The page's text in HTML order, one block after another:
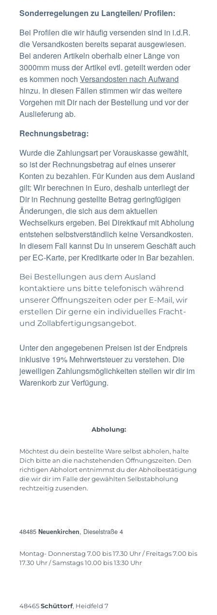
Sonderregelungen zu Langteilen/ Profilen:
Bei Profilen die wir häufig versenden sind in i.d.R.
die Versandkosten bereits separat ausgewiesen.
Bei anderen Artikeln oberhalb einer Länge von
3000mm muss der Artikel evtl. geteilt werden oder
es kommen noch Versandosten nach Aufwand
hinzu. In diesen Fällen stimmen wir das weitere
Vorgehen mit Dir nach der Bestellung und vor der
Auslieferung ab.
Rechnungsbetrag:
Wurde die Zahlungsart per Vorauskasse gewählt,
so ist der Rechnungsbetrag auf eines unserer
Konten zu bezahlen. Für Kunden aus dem Ausland
gilt: Wir berechnen in Euro, deshalb unterliegt der
Dir in Rechnung gestellte Betrag geringfügigen
Änderungen, die sich aus dem aktuellen
Wechselkurs ergeben. Bei Direktkauf mit Abholung
entstehen selbstverständlich keine Versandkosten.
In diesem Fall kannst Du in unserem Geschäft auch
per EC-Karte, per Kreditkarte oder in Bar bezahlen.
Bei Bestellungen aus dem Ausland
kontaktiere uns bitte telefonisch während
unserer Öffnungszeiten oder per E-Mail, wir
erstellen Dir gerne ein individuelles Fracht-
und Zollabfertigungsangebot.
Unter den angegebenen Preisen ist der Endpreis
inklusive 19% Mehrwertsteuer zu verstehen. Die
jeweiligen Zahlungsmöglichkeiten stellen wir dir im
Warenkorb zur Verfügung.
Abholung:
Möchtest du dein bestellte Ware selbst abholen, halte
Dich bitte an die nachstehenden Öffnungszeiten. Den
richtigen Abholort entnimmst du der Abholbestätigung
die wir dir im Falle der gewählten Selbstabholung
rechtzeitig zusenden.
48485 Neuenkirchen, Dieselstraße 4
Montag- Donnerstag 7.00 bis 17.30 Uhr / Freitags 7.00 bis
17.30 Uhr / Samstags 10.00 bis 13:30 Uhr
48465 Schüttorf, Heidfeld 7